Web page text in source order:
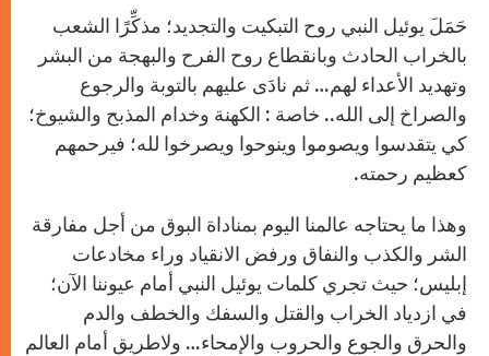
p
p
g
e
r
o
k
r
حَمَلَ يوئيل النبي روح التبكيت والتجديد؛ مذكِّرًا الشعب
بالخراب الحادث وبانقطاع روح الفرح والبهجة من البشر
وتهديد الأعداء لهم… ثم نادَى عليهم بالتوبة والرجوع
والصراخ إلى الله.. خاصة : الكهنة وخدام المذبح والشيوخ؛
كي يتقدسوا ويصوموا وينوحوا ويصرخوا لله؛ فيرحمهم
كعظيم رحمته.
وهذا ما يحتاجه عالمنا اليوم بمناداة البوق من أجل مفارقة
الشر والكذب والنفاق ورفض الانقياد وراء مخادعات
إبليس؛ حيث تجرﻱ كلمات يوئيل النبي أمام عيوننا الآن؛
في ازدياد الخراب والقتل والسفك والخطف والدم
والحرق والجوع والحروب والإمحاء… ولاطريق أمام العالم